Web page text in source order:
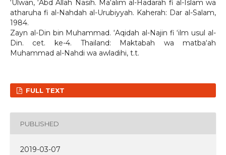
‘Ulwan, ‘Abd Allah Nasih. Ma‘alim al-Hadarah fi al-Islam wa
atharuha fi al-Nahdah al-Urubiyyah. Kaherah: Dar al-Salam,
1984.
Zayn al-Din bin Muhammad. ‘Aqidah al-Najin fi ‘ilm usul al-
Din. cet. ke-4. Thailand: Maktabah wa matba‘ah
Muhammad al-Nahdi wa awladihi, t.t.
FULL TEXT
PUBLISHED
2019-03-07